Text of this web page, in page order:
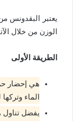
يعتبر البقدونس
الوزن من خلال
الطريقة الأولى
هي إحضار
الماء
يفضل تناول